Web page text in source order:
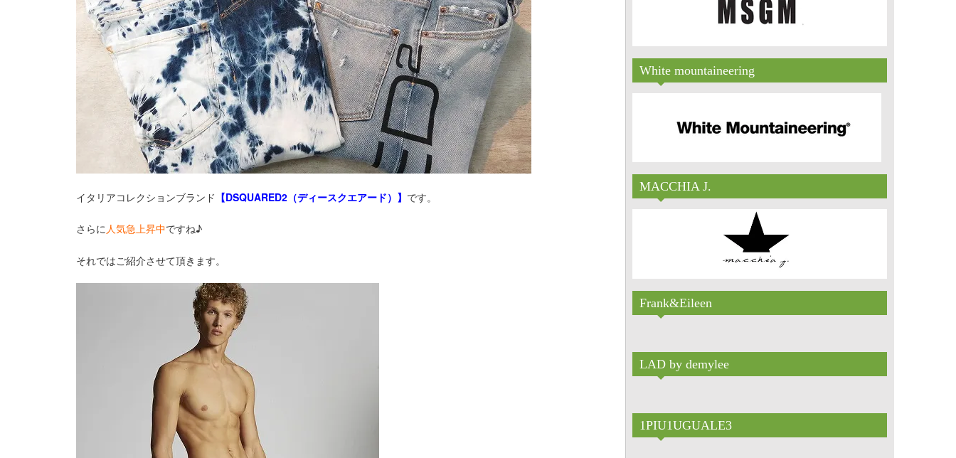
イタリアコレクションブランド 【DSQUARED2（ディースクエアード）】 です。
さらに人気急上昇中ですね♪
それではご紹介させて頂きます。
White mountaineering
MACCHIA J.
Frank&Eileen
LAD by demylee
1PIU1UGUALE3